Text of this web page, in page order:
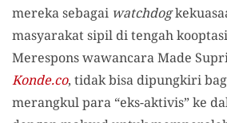
mereka sebagai watchdog
masyarakat sipil di tengah
Merespons wawancara Made
Konde.co, tidak bisa dipungkiri
merangkul para “eks-aktivis” ke